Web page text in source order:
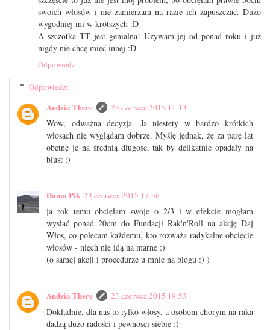
swoich włosów i nie zamierzam na razie ich zapuszczać. Dużo
wygodniej mi w krótszych :D
A szczotka TT jest genialna! Używam jej od ponad roku i już
nigdy nie chcę mieć innej :D
Odpowiedz
Odpowiedzi
Andzia There 23 czerwca 2015 11:13
Wow, odważna decyzja. Ja niestety w bardzo krótkich
włosach nie wyglądam dobrze. Myślę jednak, że za parę lat
obetnę je na średnią długosc, tak by delikatnie opadały na
biust :)
Dama Pik 23 czerwca 2015 17:36
ja rok temu obcięłam swoje o 2/3 i w efekcie mogłam
wysłać ponad 20cm do Fundacji Rak'n'Roll na akcję Daj
Włos, co polecam każdemu, kto rozważa radykalne obcięcie
włosów - niech nie idą na marne :)
(o samej akcji i procedurze u mnie na blogu :) )
Andzia There 23 czerwca 2015 19:53
Dokładnie, dla nas to tylko włosy, a osobom chorym na raka
dadzą dużo radości i pewnosci siebie :)